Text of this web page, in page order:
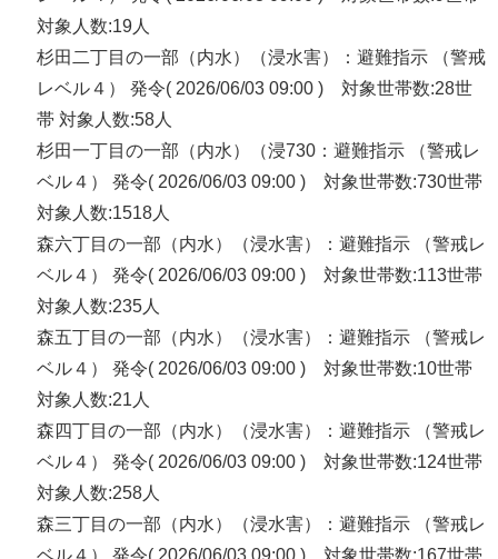
対象人数:19人
杉田二丁目の一部（内水）（浸水害）：避難指示 （警戒
レベル４） 発令( 2026/06/03 09:00 ) 対象世帯数:28世
帯 対象人数:58人
杉田一丁目の一部（内水）（浸730：避難指示 （警戒レ
ベル４） 発令( 2026/06/03 09:00 ) 対象世帯数:730世帯
対象人数:1518人
森六丁目の一部（内水）（浸水害）：避難指示 （警戒レ
ベル４） 発令( 2026/06/03 09:00 ) 対象世帯数:113世帯
対象人数:235人
森五丁目の一部（内水）（浸水害）：避難指示 （警戒レ
ベル４） 発令( 2026/06/03 09:00 ) 対象世帯数:10世帯
対象人数:21人
森四丁目の一部（内水）（浸水害）：避難指示 （警戒レ
ベル４） 発令( 2026/06/03 09:00 ) 対象世帯数:124世帯
対象人数:258人
森三丁目の一部（内水）（浸水害）：避難指示 （警戒レ